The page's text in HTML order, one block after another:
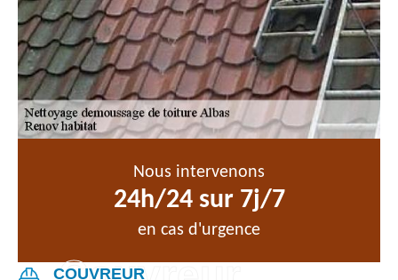
Nous intervenons
24h/24 sur 7j/7
en cas d'urgence
COUVREUR